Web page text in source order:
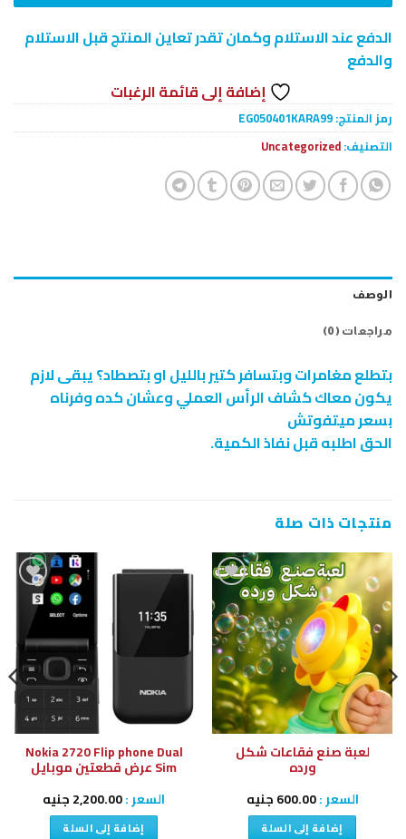
الدفع عند الاستلام وكمان تقدر تعاين المنتج قبل الاستلام
والدفع
إضافة إلى قائمة الرغبات
رمز المنتج:EG050401KARA99
التصنيف:Uncategorized
الوصف
مراجعات (0)
بتطلع مغامرات وبتسافر كتير بالليل او بتصطاد؟ يبقى لازم
يكون معاك كشاف الرأس العملي وعشان كده وفرناه
بسعر ميتفوتش
الحق اطلبه قبل نفاذ الكمية.
منتجات ذات صلة
إضافة
إلى
قائمة
الرغبات
لعبة صنع فقاعات شكل
ورده
السعر :600.00جنيه
إضافة إلى السلة
إضافة
إلى
قائمة
الرغبات
Nokia 2720 Flip phone Dual
Sim عرض قطعتين موبايل
السعر :2,200.00جنيه
إضافة إلى السلة